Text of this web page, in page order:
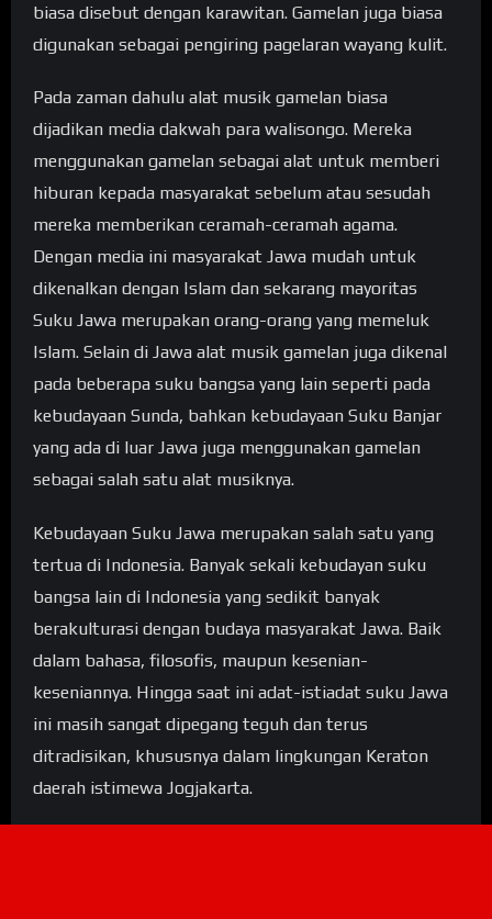
biasa disebut dengan karawitan. Gamelan juga biasa
digunakan sebagai pengiring pagelaran wayang kulit.
Pada zaman dahulu alat musik gamelan biasa
dijadikan media dakwah para walisongo. Mereka
menggunakan gamelan sebagai alat untuk memberi
hiburan kepada masyarakat sebelum atau sesudah
mereka memberikan ceramah-ceramah agama.
Dengan media ini masyarakat Jawa mudah untuk
dikenalkan dengan Islam dan sekarang mayoritas
Suku Jawa merupakan orang-orang yang memeluk
Islam. Selain di Jawa alat musik gamelan juga dikenal
pada beberapa suku bangsa yang lain seperti pada
kebudayaan Sunda, bahkan kebudayaan Suku Banjar
yang ada di luar Jawa juga menggunakan gamelan
sebagai salah satu alat musiknya.
Kebudayaan Suku Jawa merupakan salah satu yang
tertua di Indonesia. Banyak sekali kebudayan suku
bangsa lain di Indonesia yang sedikit banyak
berakulturasi dengan budaya masyarakat Jawa. Baik
dalam bahasa, filosofis, maupun kesenian-
keseniannya. Hingga saat ini adat-istiadat suku Jawa
ini masih sangat dipegang teguh dan terus
ditradisikan, khususnya dalam lingkungan Keraton
daerah istimewa Jogjakarta.